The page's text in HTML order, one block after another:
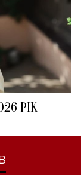
РІК